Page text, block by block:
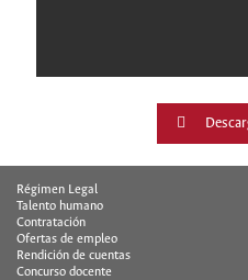
Régimen Legal
Talento humano
Contratación
Ofertas de empleo
Rendición de cuentas
Concurso docente